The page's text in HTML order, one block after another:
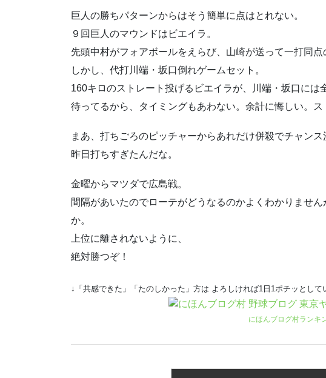
巨人の勝ちパターンからはそう簡単に点はとれない。
９回巨人のマウンドはビエイラ。
先頭中村がフォアボールをえらび、山崎が送って一打同点
しかし、代打川端・坂口倒れゲームセット。
160キロのストレート投げるビエイラが、川端・坂口には
待ってるから、タイミングもあわない。余計に悔しい。ス
まあ、打ちごろのピッチャーからあれだけ併殺でチャンス
昨日打ちすぎたんだな。
金曜からマツダで広島戦。
間隔があいたのでローテがどうなるのかよくわかりませ
か。
上位に離されないように、
絶対勝つぞ！
↓「共感できた」「たのしかった」方は よろしければ1日1ポチッとして
にほんブログ村ランキ